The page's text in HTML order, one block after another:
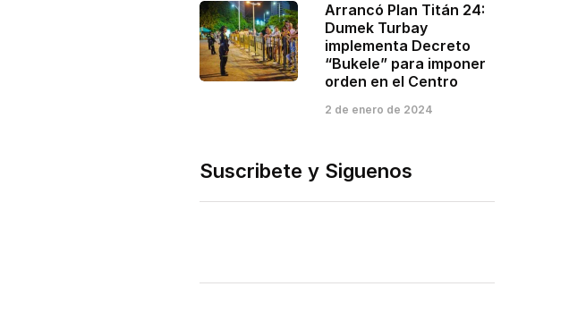
Arrancó Plan Titán 24:
Dumek Turbay
implementa Decreto
“Bukele” para imponer
orden en el Centro
2 de enero de 2024
Suscribete y Siguenos